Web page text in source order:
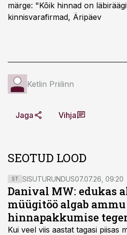
märge: "Kõik hinnad on
kinnisvarafirmad, Äripäev
Ketlin Priilinn
Jaga Vihja
SEOTUD LOOD
ST SISUTURUNDUS07.07.26, 09:20
Danival MW: edukas
müügitöö algab
hinnapakkumise
Kui veel viis aastat tagasi piisas